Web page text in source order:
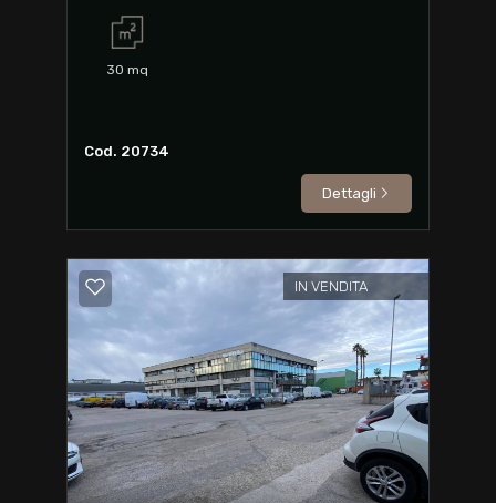
30 mq
Cod. 20734
Dettagli
IN VENDITA